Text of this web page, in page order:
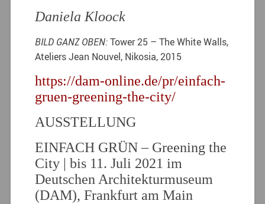
Daniela Kloock
BILD GANZ OBEN:Tower 25 – The White Walls,
Ateliers Jean Nouvel, Nikosia, 2015
https://dam-online.de/pr/einfach-
gruen-greening-the-city/
AUSSTELLUNG
EINFACH GRÜN – Greening the
City | bis 11. Juli 2021 im
Deutschen Architekturmuseum
(DAM), Frankfurt am Main